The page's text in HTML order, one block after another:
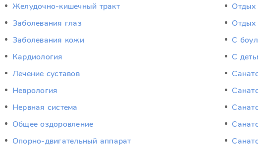
Желудочно-кишечный тракт
Заболевания глаз
Заболевания кожи
Кардиология
Лечение суставов
Неврология
Нервная система
Общее оздоровление
Опорно-двигательный аппарат
Отдых
С
С